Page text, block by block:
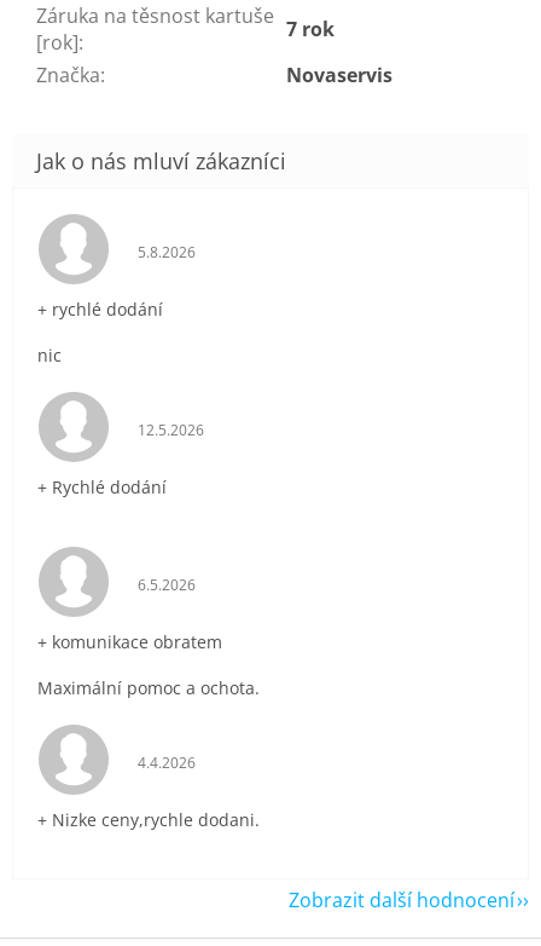
Záruka na těsnost kartuše
[rok]:
7 rok
Značka: Novaservis
Hodnocení obchodu je 5 z 5 hvězdiček.
5.8.2026
+ rychlé dodání
nic
Hodnocení obchodu je 5 z 5 hvězdiček.
12.5.2026
+ Rychlé dodání
Hodnocení obchodu je 5 z 5 hvězdiček.
6.5.2026
+ komunikace obratem
Maximální pomoc a ochota.
Hodnocení obchodu je 5 z 5 hvězdiček.
4.4.2026
+ Nizke ceny,rychle dodani.
Zobrazit další hodnocení